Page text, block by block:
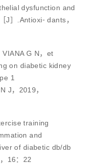
dysfunction and
］.Antioxi⁃ dants，
VIANA G N，et
on diabetic kidney
1
J，2019，
training
and
of diabetic db/db
16：22